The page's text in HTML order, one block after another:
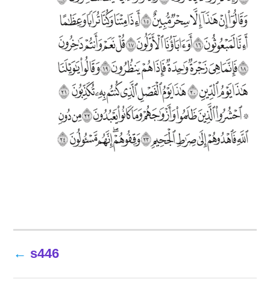
المقالات
s446